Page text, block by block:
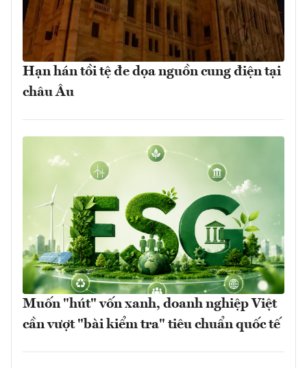
Hạn hán tồi tệ đe dọa nguồn cung điện tại
châu Âu
Muốn "hút" vốn xanh, doanh nghiệp Việt
cần vượt "bài kiểm tra" tiêu chuẩn quốc tế